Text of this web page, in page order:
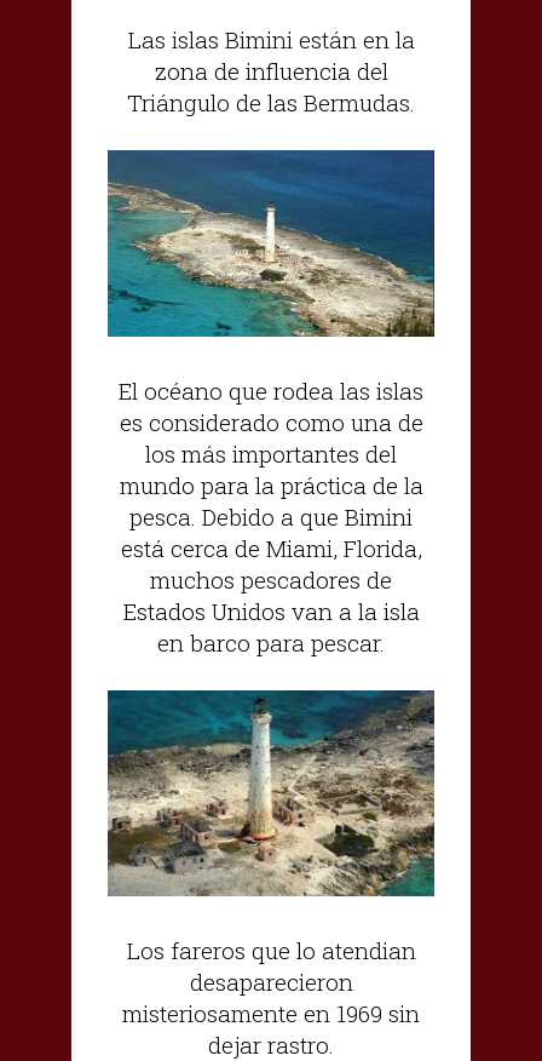
Las islas Bimini están en la
zona de influencia del
Triángulo de las Bermudas.
El océano que rodea las islas
es considerado como una de
los más importantes del
mundo para la práctica de la
pesca. Debido a que Bimini
está cerca de Miami, Florida,
muchos pescadores de
Estados Unidos van a la isla
en barco para pescar.
Los fareros que lo atendian
desaparecieron
misteriosamente en 1969 sin
dejar rastro.